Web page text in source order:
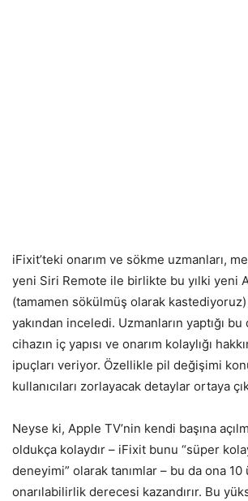
iFixit’teki onarım ve sökme uzmanları,
yeni Siri Remote ile birlikte bu yılki yeni
(tamamen sökülmüş olarak
yakından inceledi. Uzmanların yaptığı
cihazın iç yapısı ve onarım kolaylığı
ipuçları veriyor. Özellikle pil değişimi
kullanıcıları zorlayacak detaylar ortaya
Neyse ki, Apple TV’nin kendi başına
oldukça kolaydır – iFixit bunu “süper
deneyimi” olarak tanımlar – bu da ona
onarılabilirlik derecesi kazandırır. Bu